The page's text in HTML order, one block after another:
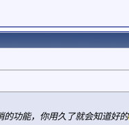
功能，你用久了就会知道好的